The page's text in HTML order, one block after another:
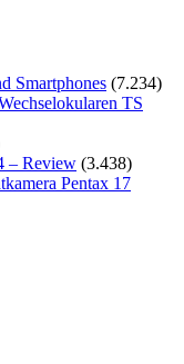
Smartphones (7.234)
TS
– Review (3.438)
Pentax 17